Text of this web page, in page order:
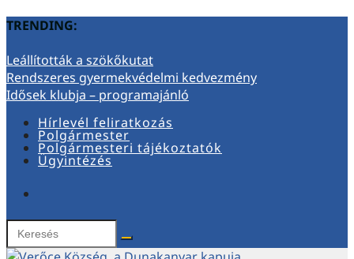
TRENDING:
Leállították a szökőkutat
Rendszeres gyermekvédelmi kedvezmény
Idősek klubja – programajánló
Hírlevél feliratkozás
Polgármester
Polgármesteri tájékoztatók
Ügyintézés